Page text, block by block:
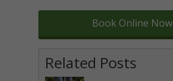
Book Online Now
Related Posts